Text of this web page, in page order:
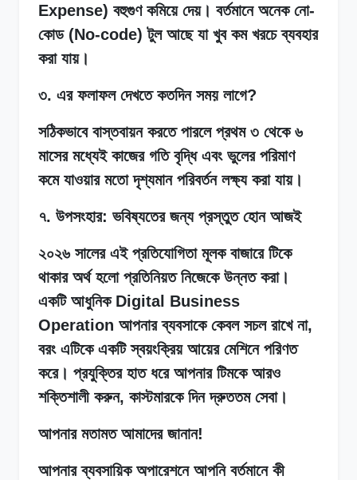
Expense) বহুগুণ কমিয়ে দেয়। বর্তমানে অনেক নো-
কোড (No-code) টুল আছে যা খুব কম খরচে ব্যবহার
করা যায়।
৩. এর ফলাফল দেখতে কতদিন সময় লাগে?
সঠিকভাবে বাস্তবায়ন করতে পারলে প্রথম ৩ থেকে ৬
মাসের মধ্যেই কাজের গতি বৃদ্ধি এবং ভুলের পরিমাণ
কমে যাওয়ার মতো দৃশ্যমান পরিবর্তন লক্ষ্য করা যায়।
৭. উপসংহার: ভবিষ্যতের জন্য প্রস্তুত হোন আজই
২০২৬ সালের এই প্রতিযোগিতা মূলক বাজারে টিকে
থাকার অর্থ হলো প্রতিনিয়ত নিজেকে উন্নত করা।
একটি আধুনিক Digital Business
Operation আপনার ব্যবসাকে কেবল সচল রাখে না,
বরং এটিকে একটি স্বয়ংক্রিয় আয়ের মেশিনে পরিণত
করে। প্রযুক্তির হাত ধরে আপনার টিমকে আরও
শক্তিশালী করুন, কাস্টমারকে দিন দ্রুততম সেবা।
আপনার মতামত আমাদের জানান!
আপনার ব্যবসায়িক অপারেশনে আপনি বর্তমানে কী